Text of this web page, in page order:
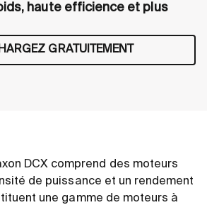
haute efficience et plus
GRATUITEMENT
DCX comprend des moteurs
de puissance et un rendement
une gamme de moteurs à